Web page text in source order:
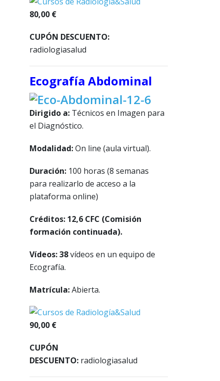
80,00 €
CUPÓN DESCUENTO:
radiologiasalud
Ecografía Abdominal
Dirigido a: Técnicos en Imagen para
el Diagnóstico.
Modalidad:On line (aula virtual).
Duración: 100 horas (8 semanas
para realizarlo de acceso a la
plataforma online)
Créditos: 12,6 CFC (Comisión
formación continuada).
Vídeos: 38vídeos en un equipo de
Ecografía.
Matrícula:Abierta.
90,00 €
CUPÓN
DESCUENTO: radiologiasalud